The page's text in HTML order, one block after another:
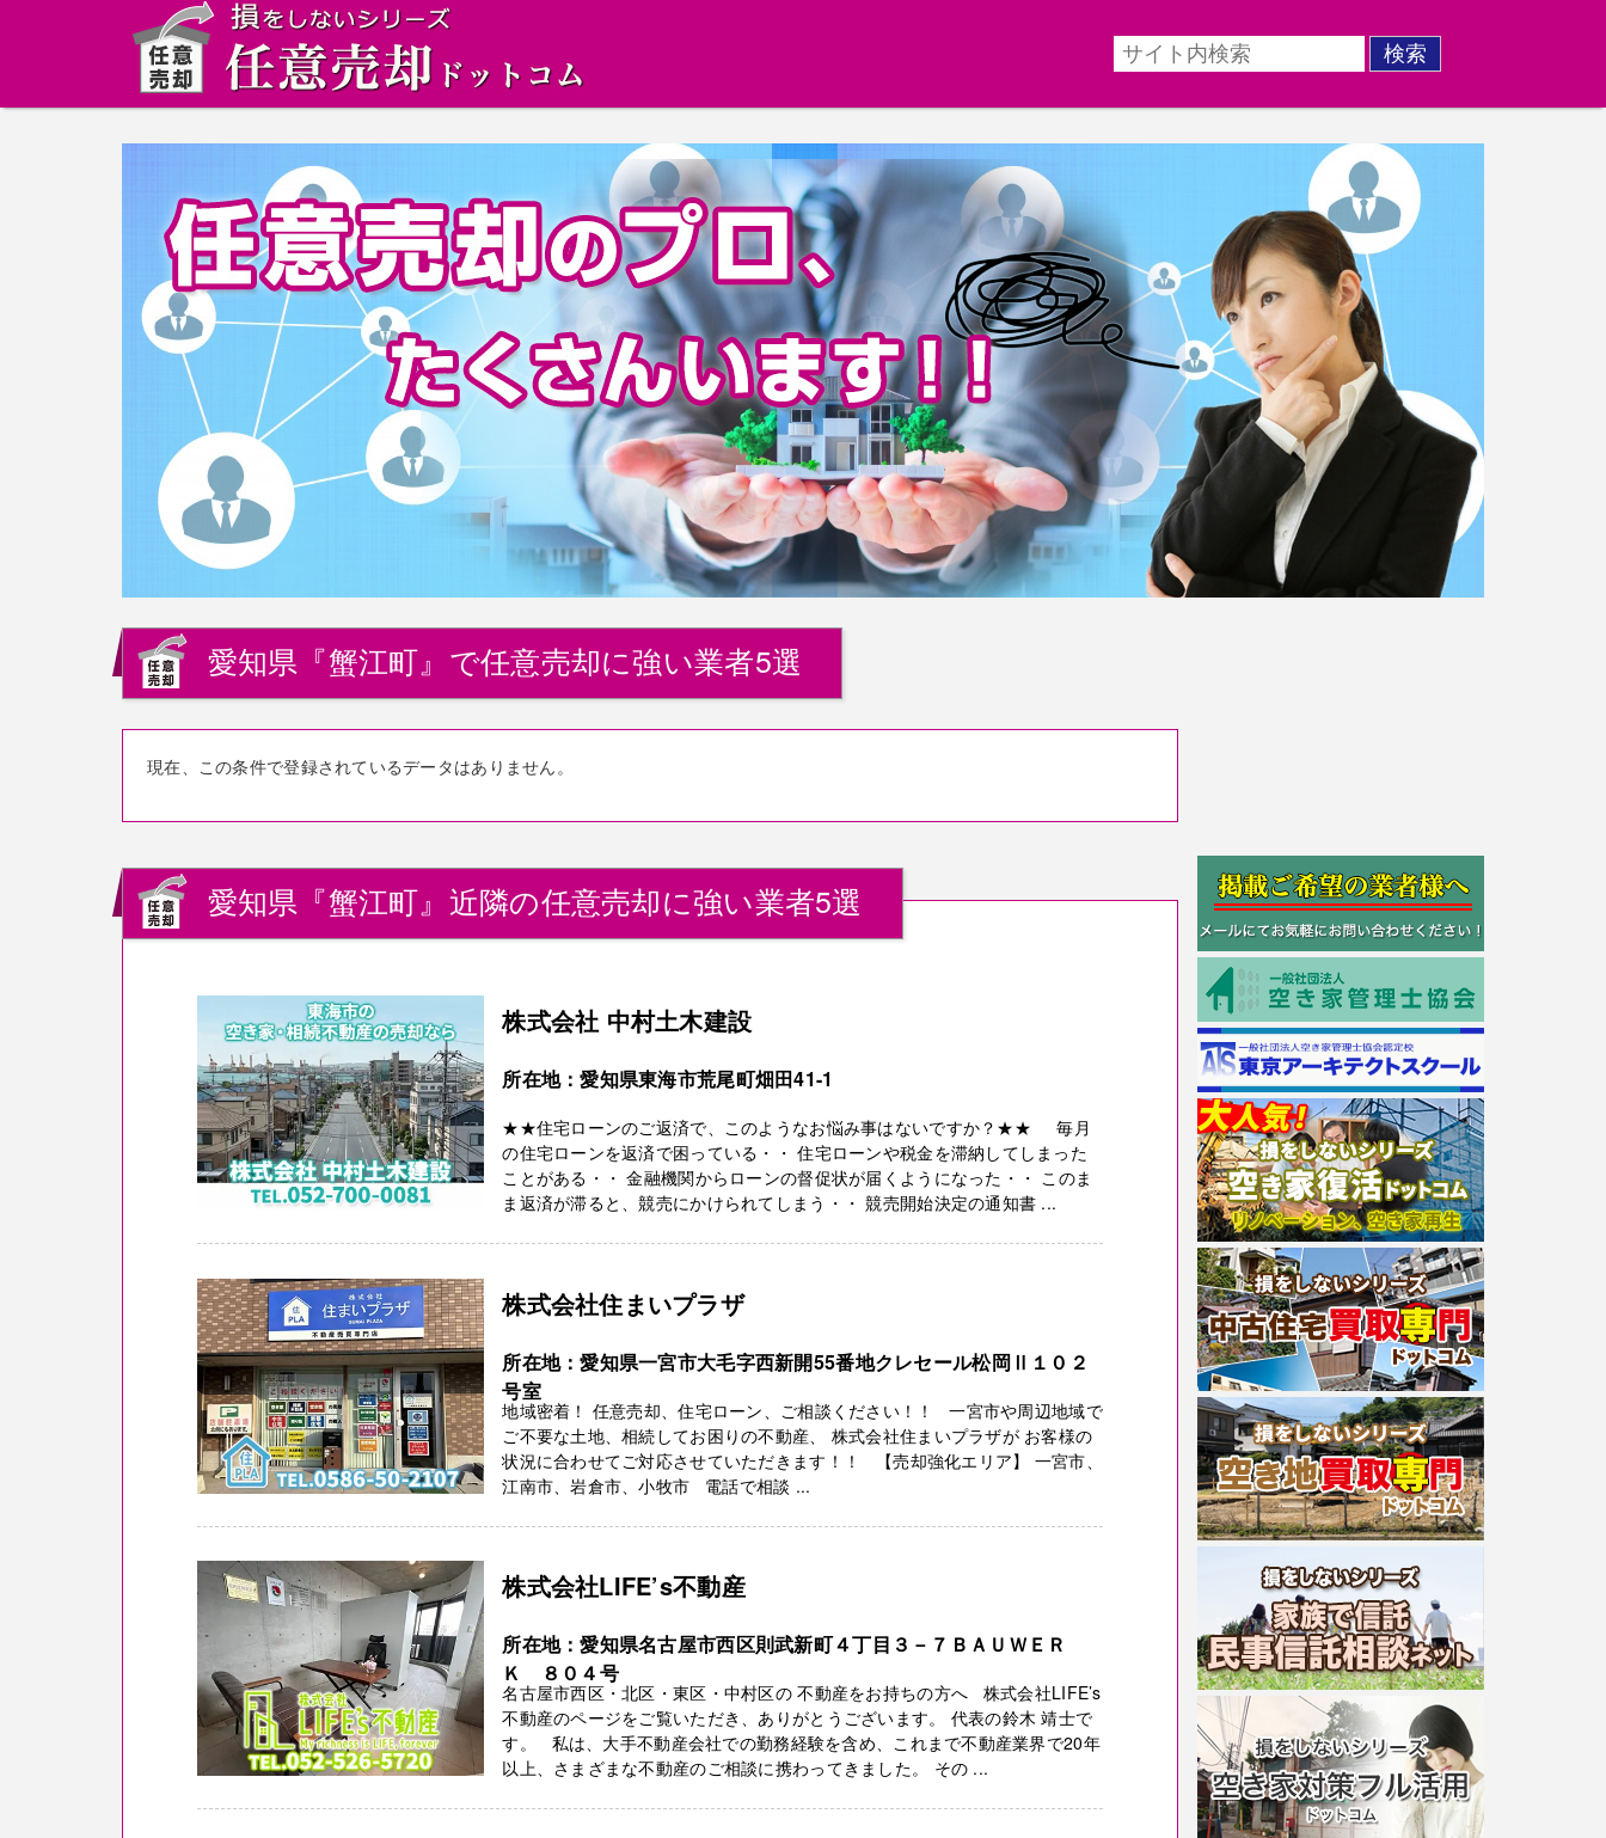
愛知県『蟹江町』で任意売却に強い業者5選
現在、この条件で登録されているデータはありません。
愛知県『蟹江町』近隣の任意売却に強い業者5選
株式会社 中村土木建設
所在地：愛知県東海市荒尾町畑田41-1
★★住宅ローンのご返済で、このようなお悩み事はないですか？★★ 毎月
の住宅ローンを返済で困っている・・ 住宅ローンや税金を滞納してしまった
ことがある・・ 金融機関からローンの督促状が届くようになった・・ このま
ま返済が滞ると、競売にかけられてしまう・・ 競売開始決定の通知書 ...
株式会社住まいプラザ
所在地：愛知県一宮市大毛字西新開55番地クレセール松岡Ⅱ１０２
号室
地域密着！ 任意売却、住宅ローン、ご相談ください！！ 一宮市や周辺地域で
ご不要な土地、相続してお困りの不動産、 株式会社住まいプラザが お客様の
状況に合わせてご対応させていただきます！！ 【売却強化エリア】 一宮市、
江南市、岩倉市、小牧市 電話で相談 ...
株式会社LIFE’s不動産
所在地：愛知県名古屋市西区則武新町４丁目３－７ＢＡＵＷＥＲ
Ｋ ８０４号
名古屋市西区・北区・東区・中村区の 不動産をお持ちの方へ 株式会社LIFE’s
不動産のページをご覧いただき、ありがとうございます。 代表の鈴木 靖士で
す。 私は、大手不動産会社での勤務経験を含め、これまで不動産業界で20年
以上、さまざまな不動産のご相談に携わってきました。 その ...